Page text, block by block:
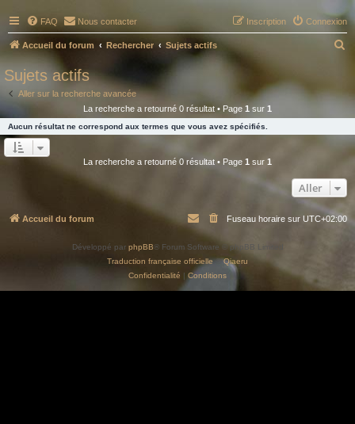
FAQ Nous contacter Connexion
Inscription
Accueil du forum Rechercher Sujets actifs
e
e
r
Sujets actifs
Aller sur la recherche avancée
La recherche a retourné 0 résultat • Page 1 sur 1
Aucun résultat ne correspond aux termes que vous avez spécifiés.
La recherche a retourné 0 résultat • Page 1 sur 1
Aller
Accueil du forum Fuseau horaire sur UTC+02:00
Développé par phpBB® Forum Software © phpBB Limited
Traduction française officielle©Qiaeru
Confidentialité | Conditions